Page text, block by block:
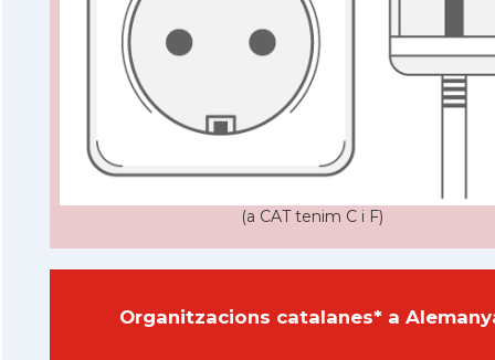
(a CAT tenim C i F)
Organitzacions catalanes* a